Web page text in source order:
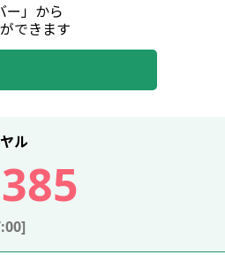
ー」から
できます
ル